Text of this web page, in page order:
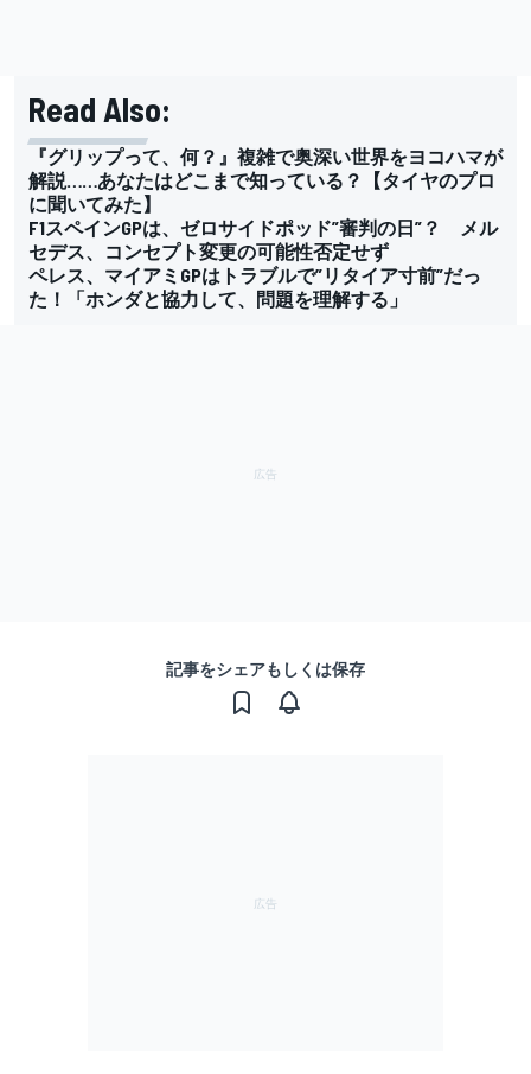
Read Also:
『グリップって、何？』複雑で奥深い世界をヨコハマが
解説……あなたはどこまで知っている？【タイヤのプロ
に聞いてみた】
F1スペインGPは、ゼロサイドポッド”審判の日”？ メル
セデス、コンセプト変更の可能性否定せず
ペレス、マイアミGPはトラブルで”リタイア寸前”だっ
た！「ホンダと協力して、問題を理解する」
記事をシェアもしくは保存